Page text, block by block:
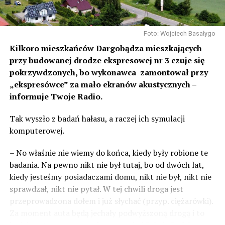
Foto: Wojciech Basałygo
Kilkoro mieszkańców Dargobądza mieszkających
przy budowanej drodze ekspresowej nr 3 czuje się
pokrzywdzonych, bo wykonawca zamontował przy
„ekspresówce” za mało ekranów akustycznych –
informuje Twoje Radio.
Tak wyszło z badań hałasu, a raczej ich symulacji
komputerowej.
– No właśnie nie wiemy do końca, kiedy były robione te
badania. Na pewno nikt nie był tutaj, bo od dwóch lat,
kiedy jesteśmy posiadaczami domu, nikt nie był, nikt nie
sprawdzał, nikt nie pytał. W tej chwili droga jest
przeprowadzona dołem i już słychać (przyp. ciężarówki).